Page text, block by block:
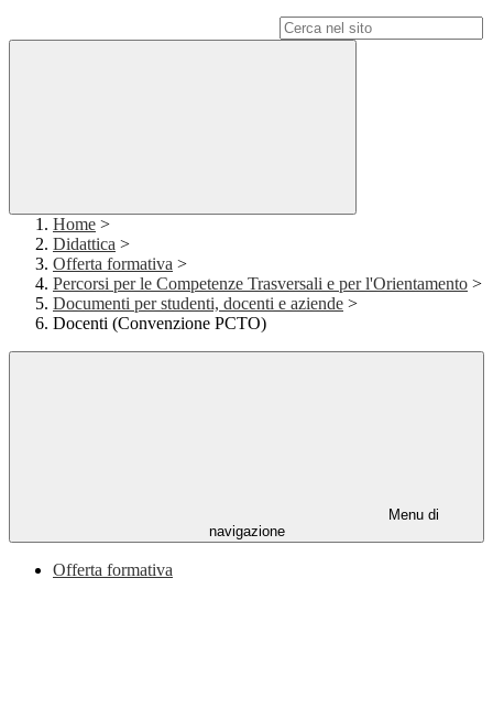
Home >
Didattica >
Offerta formativa >
Percorsi per le Competenze Trasversali e per l'Orientamento >
Documenti per studenti, docenti e aziende >
Docenti (Convenzione PCTO)
Menu di
navigazione
Offerta formativa